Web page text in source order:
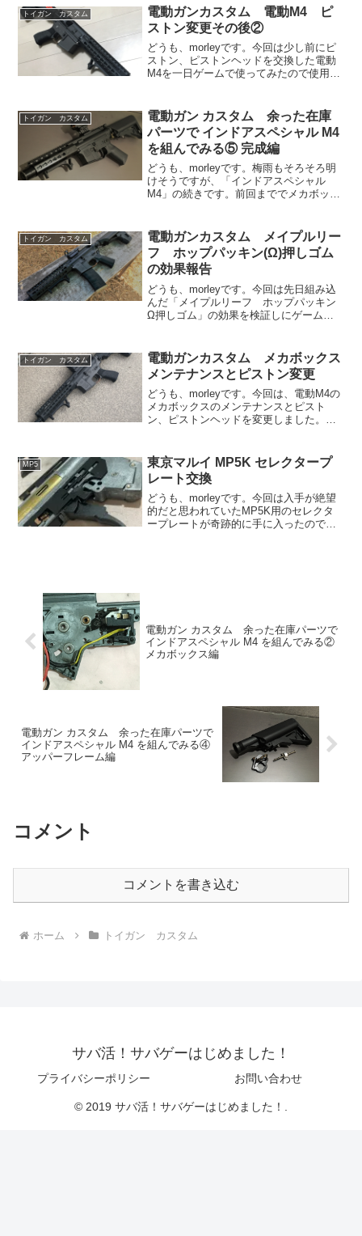
らチャンバーを抜きます。チャンバーは
ACE1ARMS...
トイガン カスタム
電動ガンカスタム 電動M4 ピ
ストン変更その後②
どうも、morleyです。今回は少し前にピ
ストン、ピストンヘッドを交換した電動
M4を一日ゲームで使ってみたので使用感
す。前回の仕様変更後、別のところでト
ラブルが起きてしま...
トイガン カスタム
電動ガン カスタム 余った在庫
パーツで インドアスペシャル M4
を組んでみる⑤ 完成編
どうも、morleyです。梅雨もそろそろ明
けそうですが、「インドアスペシャル
M4」の続きです。前回まででメカボック
した。後はインナーバレルとチャンバー
を入れるだけになり...
トイガン カスタム
電動ガンカスタム メイプルリー
フ ホップパッキン(Ω)押しゴム
の効果報告
どうも、morleyです。今回は先日組み込
んだ「メイプルリーフ ホップパッキン
Ω押しゴム」の効果を検証しにゲームに
む前と比べたらこうなった」レベルのご
報告ですのでトイガン...
トイガン カスタム
電動ガンカスタム メカボックス
メンテナンスとピストン変更
どうも、morleyです。今回は、電動M4の
メカボックスのメンテナンスとピスト
ン、ピストンヘッドを変更しました。こ
ードM4A1だったのですが、カスタムをは
じめた当初の...
MP5
東京マルイ MP5K セレクタープ
レート交換
どうも、morleyです。今回は入手が絶望
的だと思われていたMP5K用のセレクタ
ープレートが奇跡的に手に入ったのでさ
電動ガン カスタム 余った在庫パーツで
インドアスペシャル M4 を組んでみる②
メカボックス編
電動ガン カスタム 余った在庫パーツで
インドアスペシャル M4 を組んでみる④
アッパーフレーム編
コメント
コメントを書き込む
ホーム トイガン カスタム
サバ活！サバゲーはじめました！
プライバシーポリシー お問い合わせ
© 2019 サバ活！サバゲーはじめました！.